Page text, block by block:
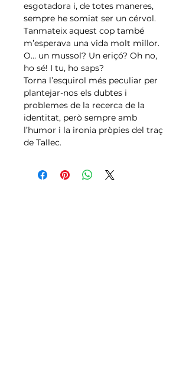
esgotadora i, de totes maneres,
sempre he somiat ser un cérvol.
Tanmateix aquest cop també
m’esperava una vida molt millor.
O… un mussol? Un eriçó? Oh no,
ho sé! I tu, ho saps?
Torna l’esquirol més peculiar per
plantejar-nos els dubtes i
problemes de la recerca de la
identitat, però sempre amb
l’humor i la ironia pròpies del traç
de Tallec.